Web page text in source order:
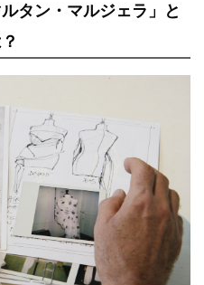
タン・マルジェラ」と